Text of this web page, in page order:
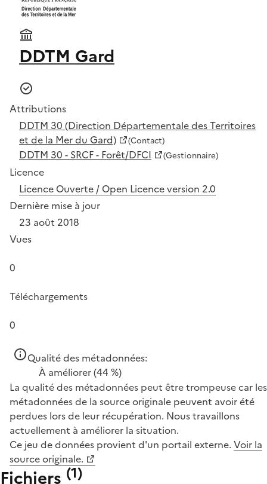
DDTM Gard
Attributions
DDTM 30 (Direction Départementale des Territoires
et de la Mer du Gard)
(Contact)
DDTM 30 - SRCF - Forêt/DFCI (Gestionnaire)
Licence
Licence Ouverte / Open Licence version 2.0
Dernière mise à jour
23 août 2018
Vues
0
Téléchargements
0
Qualité des métadonnées:
À améliorer(44 %)
La qualité des métadonnées peut être trompeuse car les
métadonnées de la source originale peuvent avoir été
perdues lors de leur récupération. Nous travaillons
actuellement à améliorer la situation.
Ce jeu de données provient d'un portail externe. Voir la
source originale.
Fichiers (1)